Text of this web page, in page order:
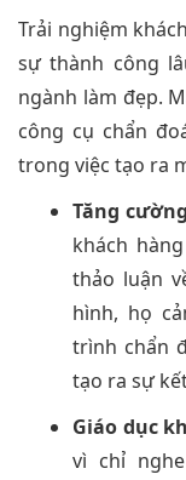
Trải nghiệm
sự thành công
ngành làm đẹp.
công cụ chẩn
trong việc tạo ra
Tăng
khách
thảo luận
hình, họ
trình chẩn
tạo ra sự
Giáo dục
vì chỉ